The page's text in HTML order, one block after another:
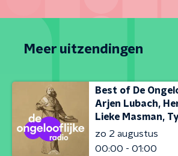
Meer uitzendingen
Best of De
Arjen Lubach,
Lieke Masman,
zo 2 augustus
00:00 - 01:00